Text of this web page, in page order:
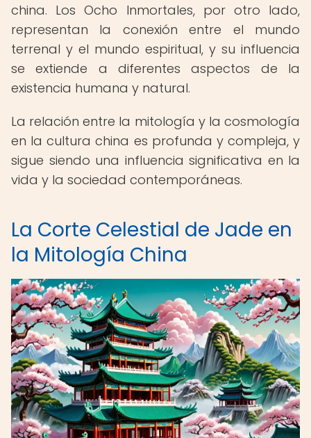
china. Los Ocho Inmortales, por otro lado,
representan la conexión entre el mundo
terrenal y el mundo espiritual, y su influencia
se extiende a diferentes aspectos de la
existencia humana y natural.
La relación entre la mitología y la cosmología
en la cultura china es profunda y compleja, y
sigue siendo una influencia significativa en la
vida y la sociedad contemporáneas.
La Corte Celestial de Jade en
la Mitología China